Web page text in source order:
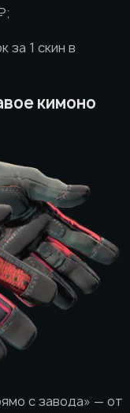
за 1 скин в
кимоно
с завода» — от